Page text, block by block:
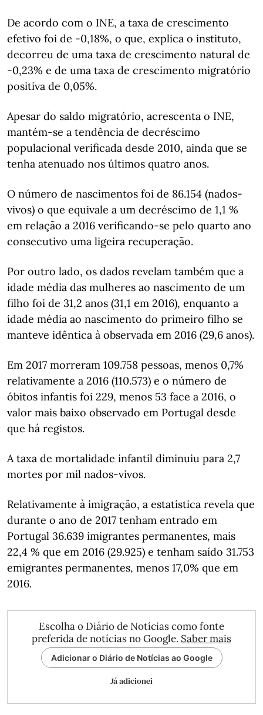
De acordo com o INE, a taxa de crescimento
efetivo foi de -0,18%, o que, explica o instituto,
decorreu de uma taxa de crescimento natural de
-0,23% e de uma taxa de crescimento migratório
positiva de 0,05%.
Apesar do saldo migratório, acrescenta o INE,
mantém-se a tendência de decréscimo
populacional verificada desde 2010, ainda que se
tenha atenuado nos últimos quatro anos.
O número de nascimentos foi de 86.154 (nados-
vivos) o que equivale a um decréscimo de 1,1 %
em relação a 2016 verificando-se pelo quarto ano
consecutivo uma ligeira recuperação.
Por outro lado, os dados revelam também que a
idade média das mulheres ao nascimento de um
filho foi de 31,2 anos (31,1 em 2016), enquanto a
idade média ao nascimento do primeiro filho se
manteve idêntica à observada em 2016 (29,6 anos).
Em 2017 morreram 109.758 pessoas, menos 0,7%
relativamente a 2016 (110.573) e o número de
óbitos infantis foi 229, menos 53 face a 2016, o
valor mais baixo observado em Portugal desde
que há registos.
A taxa de mortalidade infantil diminuiu para 2,7
mortes por mil nados-vivos.
Relativamente à imigração, a estatística revela que
durante o ano de 2017 tenham entrado em
Portugal 36.639 imigrantes permanentes, mais
22,4 % que em 2016 (29.925) e tenham saído 31.753
emigrantes permanentes, menos 17,0% que em
2016.
Escolha o Diário de Notícias como fonte
preferida de notícias no Google. Saber mais
Adicionar o Diário de Notícias ao Google
Já adicionei